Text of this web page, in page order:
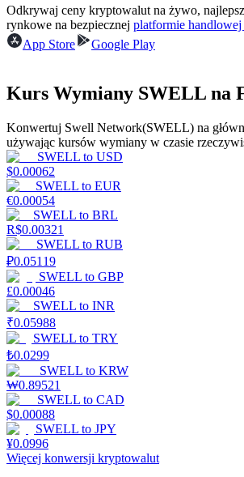
Mocna Świnka
Stawianie
Wysokie zyski i natychmiastowy dostęp
Launchpool
Odkrywaj ceny kryptowalut na żywo,
rynkowe na bezpiecznej platformie
App Store
Google Play
Kurs Wymiany SWELL na
Konwertuj Swell Network(SWELL) na
używając kursów wymiany w czasie
SWELL to USD
$0.00062
SWELL to EUR
€0.00054
SWELL to BRL
R$0.00321
SWELL to RUB
₽0.05119
SWELL to GBP
£0.00046
SWELL to INR
₹0.05988
SWELL to TRY
₺0.0299
SWELL to KRW
₩0.89521
SWELL to CAD
$0.00088
SWELL to JPY
¥0.0996
Więcej konwersji kryptowalut